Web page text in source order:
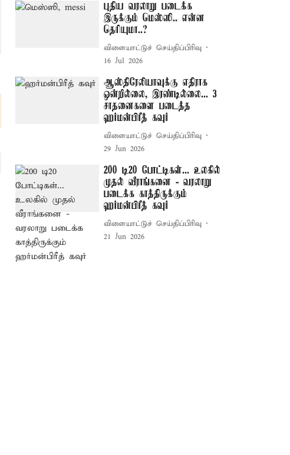
புதிய வரலாறு படைக்க
இருக்கும் மெஸ்ஸி.. என்ன
தெரியுமா..?
விளையாட்டுச் செய்திப்பிரிவு
16 Jul 2026
ஆஸ்திரேலியாவுக்கு எதிராக
ஒன்றில்லை, இரண்டில்லை... 3
சாதனைகளை படைத்த
ஹர்மன்பிரீத் கவுர்
விளையாட்டுச் செய்திப்பிரிவு
29 Jun 2026
200 டி20 போட்டிகள்... உலகில்
முதல் வீராங்கனை - வரலாறு
படைக்க காத்திருக்கும்
ஹர்மன்பிரீத் கவுர்
விளையாட்டுச் செய்திப்பிரிவு
21 Jun 2026